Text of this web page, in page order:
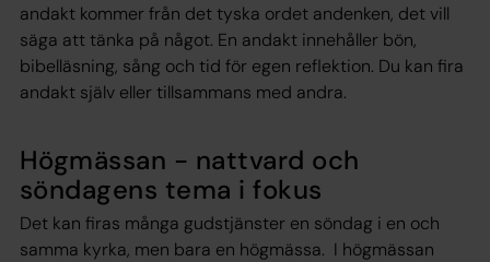
andakt kommer från det tyska ordet andenken, det vill
säga att tänka på något. En andakt innehåller bön,
bibelläsning, sång och tid för egen reflektion. Du kan fira
andakt själv eller tillsammans med andra.
Högmässan - nattvard och
söndagens tema i fokus
Det kan firas många gudstjänster en söndag i en och
samma kyrka, men bara en högmässa. I högmässan